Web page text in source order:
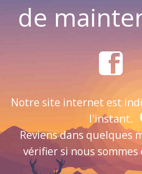
de
Notre site internet est
l'instant.
Reviens dans quelques
vérifier si nous